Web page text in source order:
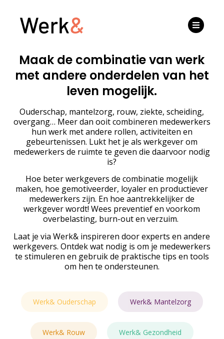
Maak de combinatie van werk
met andere onderdelen van het
leven mogelijk.
Ouderschap, mantelzorg, rouw, ziekte, scheiding,
overgang… Meer dan ooit combineren medewerkers
hun werk met andere rollen, activiteiten en
gebeurtenissen. Lukt het je als werkgever om
medewerkers de ruimte te geven die daarvoor nodig
is?
Hoe beter werkgevers de combinatie mogelijk
maken, hoe gemotiveerder, loyaler en productiever
medewerkers zijn. En hoe aantrekkelijker de
werkgever wordt! Wees preventief en voorkom
overbelasting, burn-out en verzuim.
Laat je via Werk& inspireren door experts en andere
werkgevers. Ontdek wat nodig is om je medewerkers
te stimuleren en gebruik de praktische tips en tools
om hen te ondersteunen.
Werk& Ouderschap
Werk& Ouderschap Werk& Mantelzorg
Werk& Mantelzorg
Werk& Rouw
Werk& Rouw Werk& Gezondheid
Werk& Gezondheid